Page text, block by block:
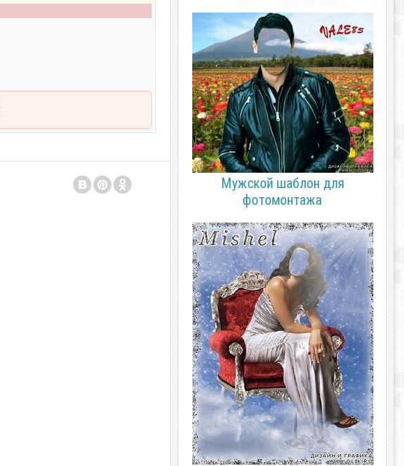
Мужской шаблон для
фотомонтажа